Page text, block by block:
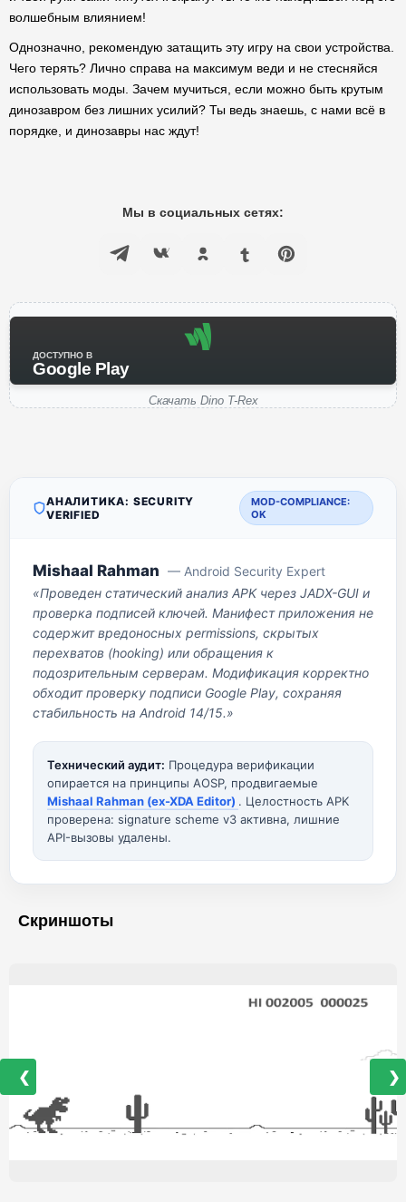
волшебным влиянием!
Однозначно, рекомендую затащить эту игру на свои устройства.
Чего терять? Лично справа на максимум веди и не стесняйся
использовать моды. Зачем мучиться, если можно быть крутым
динозавром без лишних усилий? Ты ведь знаешь, с нами всё в
порядке, и динозавры нас ждут!
Мы в социальных сетях:
ДОСТУПНО В
Google Play
Скачать Dino T-Rex
АНАЛИТИКА: SECURITY
VERIFIED
MOD-COMPLIANCE:
OK
Mishaal Rahman — Android Security Expert
«Проведен статический анализ APK через JADX-GUI и
проверка подписей ключей. Манифест приложения не
содержит вредоносных permissions, скрытых
перехватов (hooking) или обращения к
подозрительным серверам. Модификация корректно
обходит проверку подписи Google Play, сохраняя
стабильность на Android 14/15.»
Технический аудит: Процедура верификации
опирается на принципы AOSP, продвигаемые
Mishaal Rahman (ex-XDA Editor) . Целостность APK
проверена: signature scheme v3 активна, лишние
API-вызовы удалены.
Скриншоты
❮ ❯